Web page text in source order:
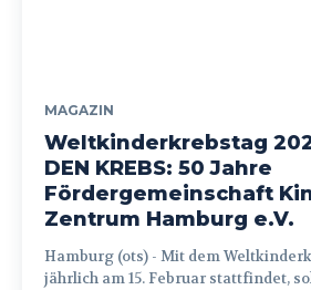
MAGAZIN
Weltkinderkrebstag
DEN KREBS: 50 Jahre
Fördergemeinschaft
Zentrum Hamburg e.V.
Hamburg (ots) - Mit dem Weltkinderkrebstag, der
jährlich am 15. Februar stattfindet,